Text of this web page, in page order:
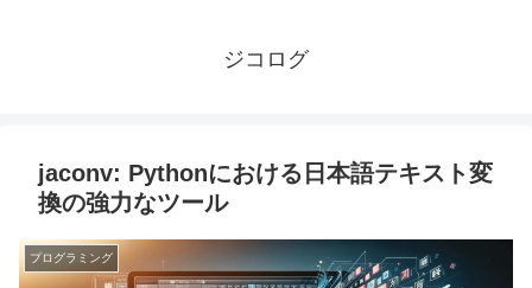
ジコログ
jaconv: Pythonにおける日本語テキスト変
換の強力なツール
プログラミング